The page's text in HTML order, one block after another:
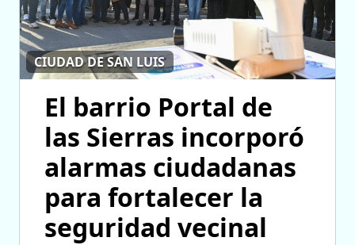
CIUDAD DE SAN LUIS
El barrio Portal de
las Sierras incorporó
alarmas ciudadanas
para fortalecer la
seguridad vecinal